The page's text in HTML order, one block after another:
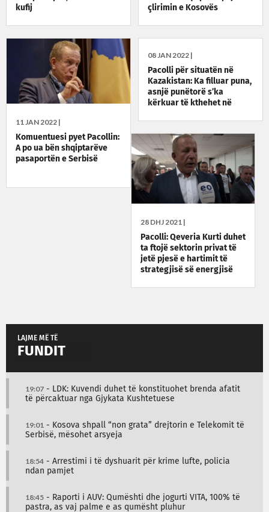
kufij
çlirimin e Kosovës
11 JAN 2022 |
Komuentuesi pyet Pacollin:
A po ua bën shqiptarëve
pasaportën e Serbisë
08 JAN 2022 |
Pacolli për situatën në
Kazakistan: Ka filluar puna,
asnjë punëtorë s’ka
kërkuar të kthehet në
28 DHJ 2021 |
Pacolli: Qeveria Kurti duhet
ta ftojë sektorin privat të
jetë pjesë e hartimit të
strategjisë së energjisë
LAJME MË TË
FUNDIT
19:07 - LDK: Kuvendi duhet të konstituohet brenda afatit
të përcaktuar nga Gjykata Kushtetuese
19:01 - Kosova shpall “non grata” drejtorin e Telekomit të
Serbisë, mësohet arsyeja
18:54 - Arrestimi i të dyshuarit për krime lufte, policia
ndan pamjet
18:45 - Raporti i AUV: Qumështi dhe jogurti VITA, 100% të
pastra, as vaj palme e as qumësht pluhur